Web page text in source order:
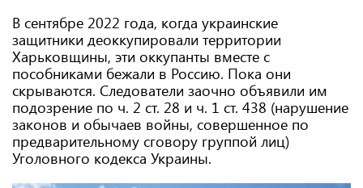
В сентябре 2022 года, когда украинские
защитники деоккупировали территории
Харьковщины, эти оккупанты вместе с
пособниками бежали в Россию. Пока они
скрываются. Следователи заочно объявили им
подозрение по ч. 2 ст. 28 и ч. 1 ст. 438 (нарушение
законов и обычаев войны, совершенное по
предварительному сговору группой лиц)
Уголовного кодекса Украины.